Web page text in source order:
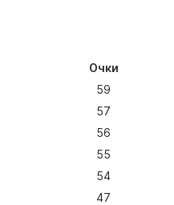
Очки
59
57
56
55
54
47